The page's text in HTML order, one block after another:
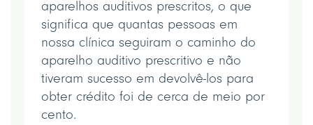
aparelhos auditivos prescritos, o que
significa que quantas pessoas em
nossa clínica seguiram o caminho do
aparelho auditivo prescritivo e não
tiveram sucesso em devolvê-los para
obter crédito foi de cerca de meio por
cento.